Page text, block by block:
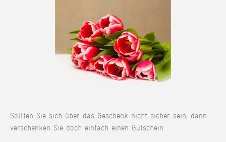
Sollten Sie sich über das Geschenk nicht sicher sein, dann
verschenken Sie doch einfach einen Gutschein.